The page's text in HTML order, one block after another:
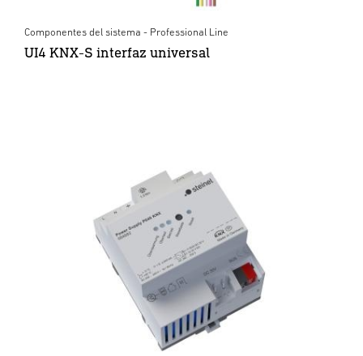
Componentes del sistema - Professional Line
UI4 KNX-S interfaz universal